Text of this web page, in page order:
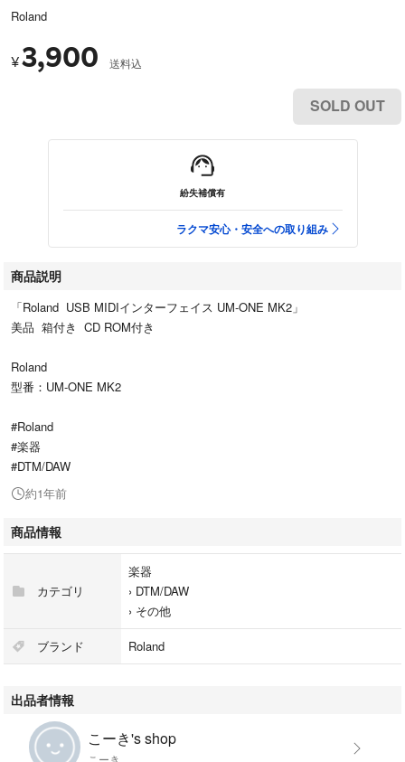
Roland
¥3,900 送料込
SOLD OUT
紛失補償有
ラクマ安心・安全への取り組み
商品説明
「Roland USB MIDIインターフェイス UM-ONE MK2」
美品 箱付き CD ROM付き
Roland
型番：UM-ONE MK2
#Roland
#楽器
#DTM/DAW
約1年前
商品情報
カテゴリ
楽器
› DTM/DAW
› その他
ブランド Roland
出品者情報
こーき's shop
こーき